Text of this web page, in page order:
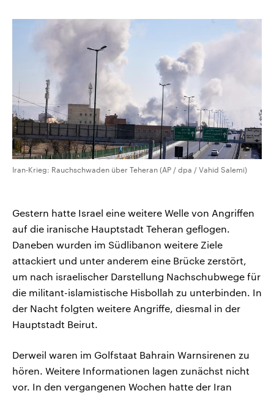
und Hintergründe zu den Parteien
und Kandidaten der anstehenden
Sendungen Programm Podcasts
Iran-Krieg: Rauchschwaden über Teheran (AP / dpa / Vahid Salemi)
Gestern hatte Israel eine weitere Welle von Angriffen
auf die iranische Hauptstadt Teheran geflogen.
Daneben wurden im Südlibanon weitere Ziele
attackiert und unter anderem eine Brücke zerstört,
um nach israelischer Darstellung Nachschubwege für
die militant-islamistische Hisbollah zu unterbinden. In
der Nacht folgten weitere Angriffe, diesmal in der
Hauptstadt Beirut.
Derweil waren im Golfstaat Bahrain Warnsirenen zu
hören. Weitere Informationen lagen zunächst nicht
vor. In den vergangenen Wochen hatte der Iran